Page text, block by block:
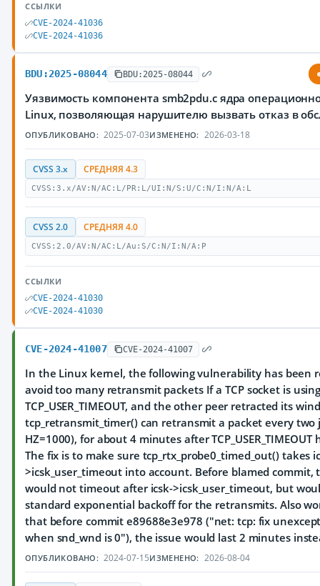
ССЫЛКИ
CVE-2024-41036
CVE-2024-41036
BDU:2025-08044 BDU:2025-08044
Уязвимость компонента smb2pdu.c ядра
Linux, позволяющая нарушителю вызвать отказ в
ОПУБЛИКОВАНО: 2025-07-03ИЗМЕНЕНО: 2026-03-18
CVSS 3.x СРЕДНЯЯ 4.3
CVSS:3.x/AV:N/AC:L/PR:L/UI:N/S:U/C:N/I:N/A:L
CVSS 2.0 СРЕДНЯЯ 4.0
CVSS:2.0/AV:N/AC:L/Au:S/C:N/I:N/A:P
ССЫЛКИ
CVE-2024-41030
CVE-2024-41030
CVE-2024-41007 CVE-2024-41007
In the Linux kernel, the following vulnerability has been
avoid too many retransmit packets If a TCP socket is
TCP_USER_TIMEOUT, and the other peer retracted its
tcp_retransmit_timer() can retransmit a packet every two
HZ=1000), for about 4 minutes after TCP_USER_TIMEOUT
The fix is to make sure tcp_rtx_probe0_timed_out() takes
>icsk_user_timeout into account. Before blamed commit,
would not timeout after icsk->icsk_user_timeout, but
standard exponential backoff for the retransmits. Also
that before commit e89688e3e978 ("net: tcp: fix
when snd_wnd is 0"), the issue would last 2 minutes
ОПУБЛИКОВАНО: 2024-07-15ИЗМЕНЕНО: 2026-08-04